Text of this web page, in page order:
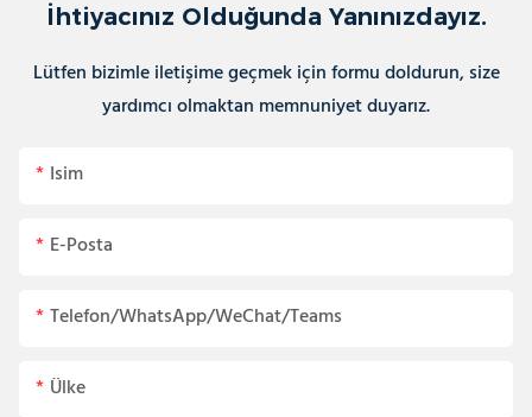
İhtiyacınız Olduğunda Yanınızdayız.
Lütfen bizimle iletişime geçmek için formu doldurun, size
yardımcı olmaktan memnuniyet duyarız.
Isim
E-Posta
Telefon/WhatsApp/WeChat/Teams
Ülke